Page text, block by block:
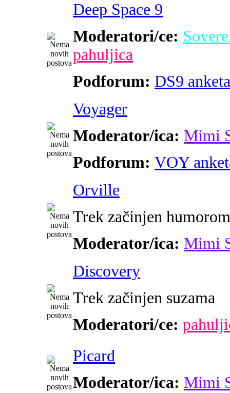
Deep Space 9
Moderatori/ce:
pahuljica
Podforum: DS9 anketa
Voyager
Moderator/ica: Mimi
Podforum: VOY
Orville
Trek začinjen humorom
Moderator/ica: Mimi
Discovery
Trek začinjen suzama
Moderatori/ce:
Picard
Moderator/ica: Mimi